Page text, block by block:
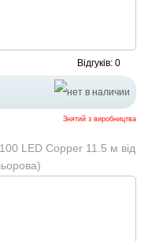
Відгуків: 0
Знятий з виробництва
LED Copper 11.5 м від